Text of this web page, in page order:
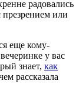
радовались
или
еще кому-
у вас
знает, как
рассказала